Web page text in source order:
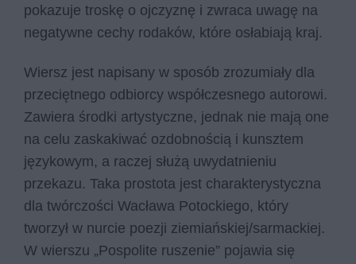
pokazuje troskę o ojczyznę i zwraca uwagę na
negatywne cechy rodaków, które osłabiają kraj.
Wiersz jest napisany w sposób zrozumiały dla
przeciętnego odbiorcy współczesnego autorowi.
Zawiera środki artystyczne, jednak nie mają one
na celu zaskakiwać ozdobnością i kunsztem
językowym, a raczej służą uwydatnieniu
przekazu. Taka prostota jest charakterystyczna
dla twórczości Wacława Potockiego, który
tworzył w nurcie poezji ziemiańskiej/sarmackiej.
W wierszu „Pospolite ruszenie” pojawia się